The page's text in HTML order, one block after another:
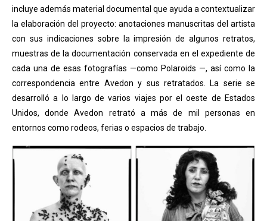
incluye además material documental que ayuda a contextualizar
la elaboración del proyecto: anotaciones manuscritas del artista
con sus indicaciones sobre la impresión de algunos retratos,
muestras de la documentación conservada en el expediente de
cada una de esas fotografías —como Polaroids —, así como la
correspondencia entre Avedon y sus retratados. La serie se
desarrolló a lo largo de varios viajes por el oeste de Estados
Unidos, donde Avedon retrató a más de mil personas en
entornos como rodeos, ferias o espacios de trabajo.